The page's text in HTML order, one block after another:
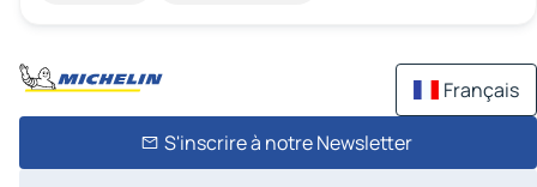
Français
S'inscrire à notre Newsletter